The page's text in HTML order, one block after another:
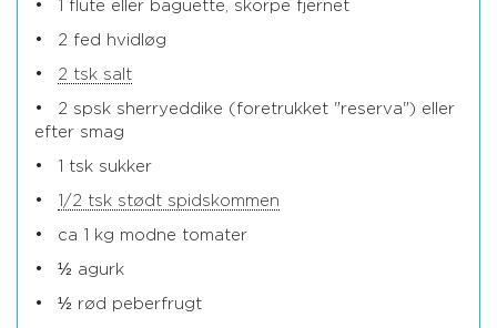
1 flute eller baguette, skorpe fjernet
2 fed hvidløg
2 tsk salt
2 spsk sherryeddike (foretrukket "reserva") eller
efter smag
1 tsk sukker
1/2 tsk stødt spidskommen
ca 1 kg modne tomater
½ agurk
½ rød peberfrugt